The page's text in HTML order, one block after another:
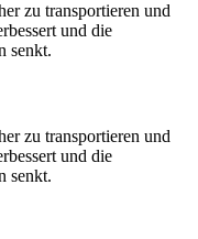
zu transportieren und
und die
senkt.
zu transportieren und
und die
senkt.